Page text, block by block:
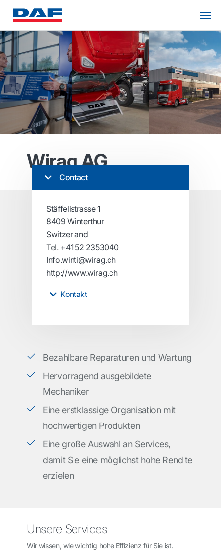
Wirag AG
Contact
Stäffelistrasse 1
8409 Winterthur
Switzerland
Tel. +41 52 2353040
Info.winti@wirag.ch
http://www.wirag.ch
Kontakt
Bezahlbare Reparaturen und Wartung
Hervorragend ausgebildete
Mechaniker
Eine erstklassige Organisation mit
hochwertigen Produkten
Eine große Auswahl an Services,
damit Sie eine möglichst hohe Rendite
erzielen
Unsere Services
Wir wissen, wie wichtig hohe Effizienz für Sie ist.